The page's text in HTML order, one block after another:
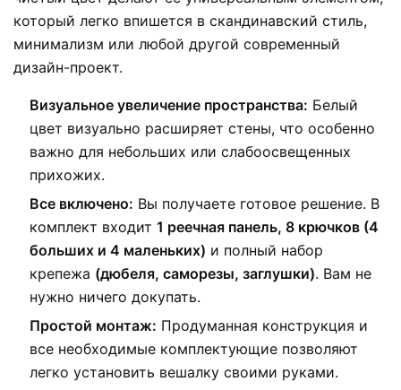
который легко впишется в скандинавский стиль,
минимализм или любой другой современный
дизайн-проект.
Визуальное увеличение пространства: Белый
цвет визуально расширяет стены, что особенно
важно для небольших или слабоосвещенных
прихожих.
Все включено: Вы получаете готовое решение. В
комплект входит 1 реечная панель, 8 крючков (4
больших и 4 маленьких) и полный набор
крепежа (дюбеля, саморезы, заглушки). Вам не
нужно ничего докупать.
Простой монтаж: Продуманная конструкция и
все необходимые комплектующие позволяют
легко установить вешалку своими руками.